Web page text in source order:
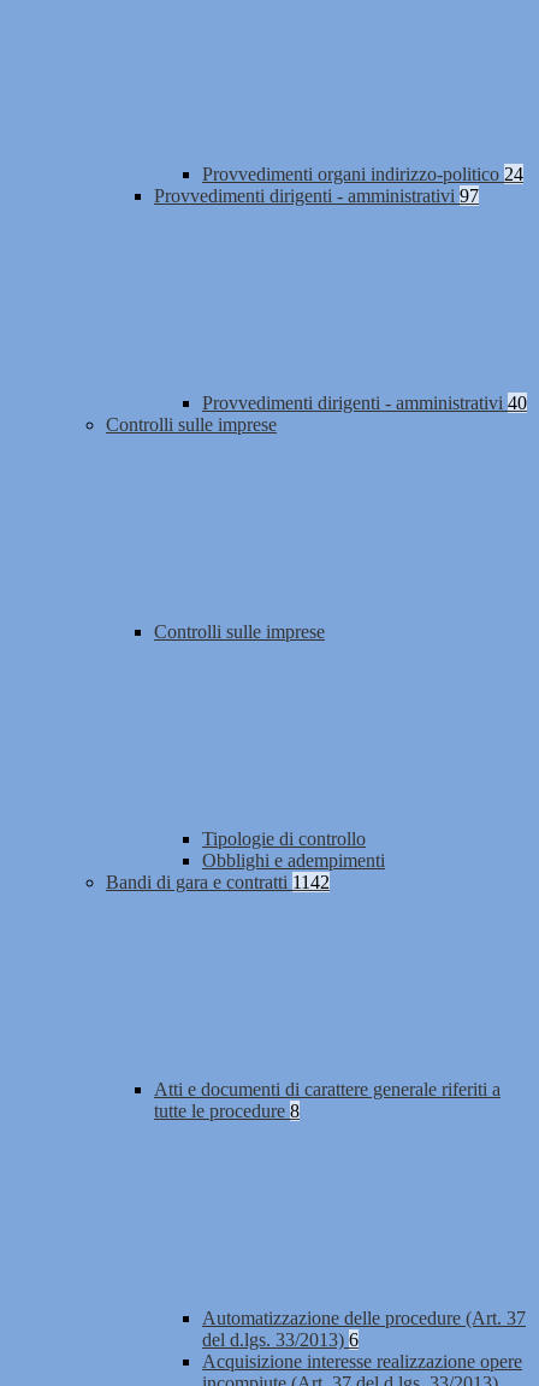
Provvedimenti organi indirizzo-politico 24
Provvedimenti dirigenti - amministrativi 97
Provvedimenti dirigenti - amministrativi 40
Controlli sulle imprese
Controlli sulle imprese
Tipologie di controllo
Obblighi e adempimenti
Bandi di gara e contratti 1142
Atti e documenti di carattere generale riferiti a
tutte le procedure 8
Automatizzazione delle procedure (Art. 37
del d.lgs. 33/2013) 6
Acquisizione interesse realizzazione opere